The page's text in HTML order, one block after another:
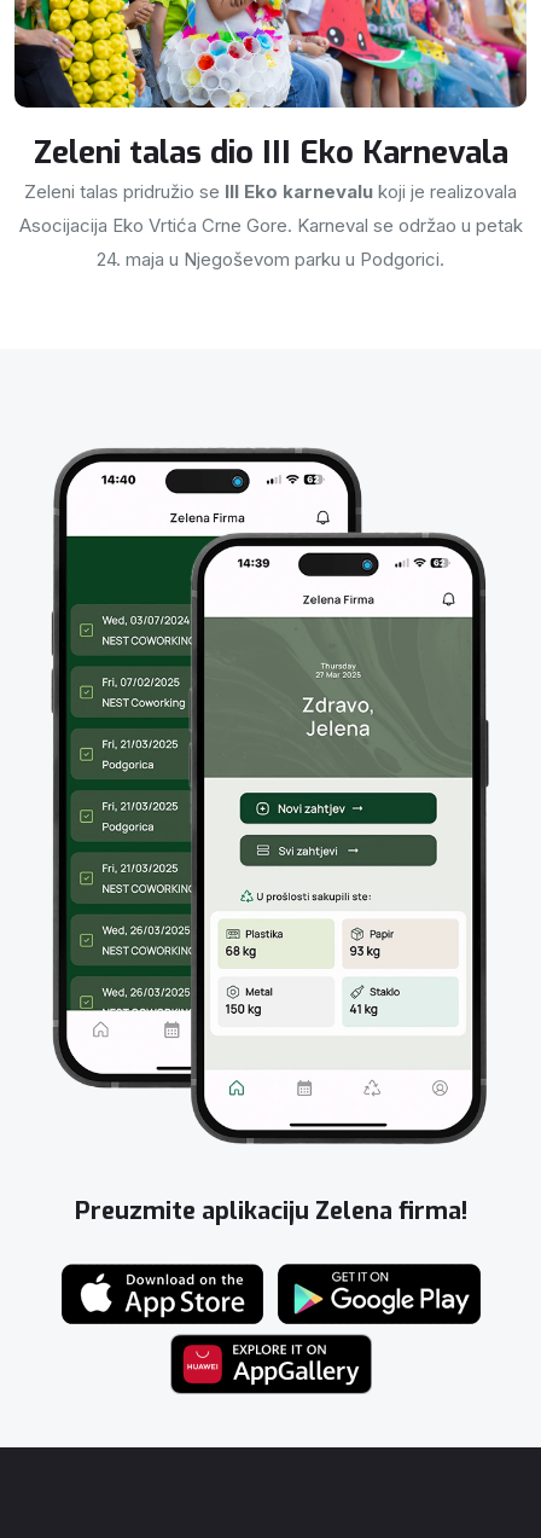
Zeleni talas dio III Eko Karnevala
Zeleni talas pridružio se III Eko karnevalu koji je realizovala
Asocijacija Eko Vrtića Crne Gore. Karneval se održao u petak
24. maja u Njegoševom parku u Podgorici.
Preuzmite aplikaciju Zelena firma!